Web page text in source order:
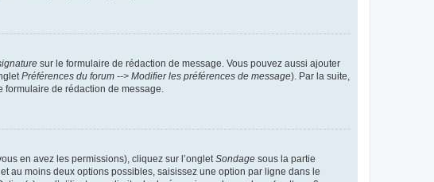
sur le formulaire de rédaction de message. Vous pouvez aussi ajouter
Préférences du forum --> Modifier les préférences de message). Par la suite,
formulaire de rédaction de message.
en avez les permissions), cliquez sur l’ongletSondage sous la partie
au moins deux options possibles, saisissez une option par ligne dans le